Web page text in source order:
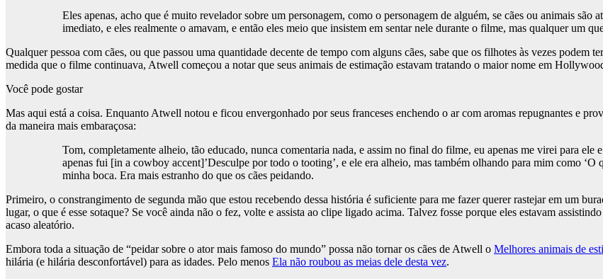
Eles apenas, acho que é muito revelador sobre um personagem, como o personagem de alguém, se cães ou animais
imediato, e eles realmente o amavam, e então eles meio que insistem em sentar nele durante o filme, mas qualquer um
Qualquer pessoa com cães, ou que passou uma quantidade decente de tempo com alguns cães, sabe que os filhotes às vezes podem
medida que o filme continuava, Atwell começou a notar que seus animais de estimação estavam tratando o maior nome em
Você pode gostar
Mas aqui está a coisa. Enquanto Atwell notou e ficou envergonhado por seus franceses enchendo o ar com aromas repugnantes e
da maneira mais embaraçosa:
Tom, completamente alheio, tão educado, nunca comentaria nada, e assim no final do filme, eu apenas me virei para ele
apenas fui [in a cowboy accent]’Desculpe por todo o tooting’, e ele era alheio, mas também olhando para mim como ‘O
minha boca. Era mais estranho do que os cães peidando.
Primeiro, o constrangimento de segunda mão que estou recebendo dessa história é suficiente para me fazer querer rastejar em um
lugar, o que é esse sotaque? Se você ainda não o fez, volte e assista ao clipe ligado acima. Talvez fosse porque eles estavam
acaso aleatório.
Embora toda a situação de “peidar sobre o ator mais famoso do mundo” possa não tornar os cães de Atwell o Melhores animais de
hilária (e hilária desconfortável) para as idades. Pelo menos Ela não roubou as meias dele desta vez.